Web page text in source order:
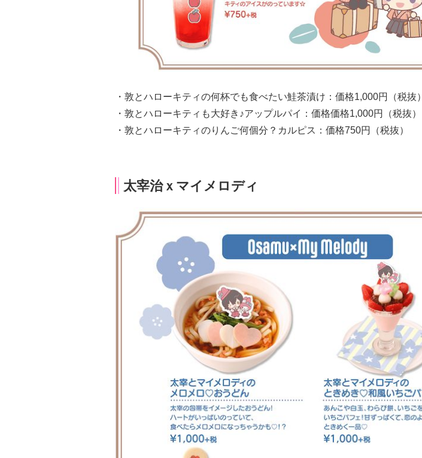
・敦とハローキティの何杯でも食べたい鮭茶漬け：価格1,000円（税抜）
・敦とハローキティも大好き♪アップルパイ：価格価格1,000円（税抜）
・敦とハローキティのりんご何個分？カルピス：価格750円（税抜）
太宰治ｘマイメロディ